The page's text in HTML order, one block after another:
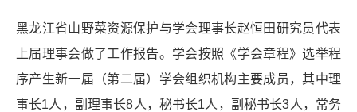
黑龙江省山野菜资源保护与学会理事长赵恒田研究员代表
上届理事会做了工作报告。学会按照《学会章程》选举程
序产生新一届（第二届）学会组织机构主要成员，其中理
事长1人，副理事长8人，秘书长1人，副秘书长3人，常务